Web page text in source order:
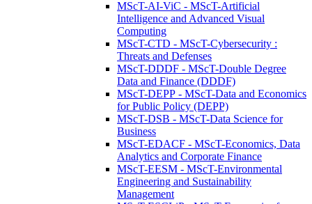
MScT-AI-ViC - MScT-Artificial
Intelligence and Advanced Visual
Computing
MScT-CTD - MScT-Cybersecurity :
Threats and Defenses
MScT-DDDF - MScT-Double Degree
Data and Finance (DDDF)
MScT-DEPP - MScT-Data and Economics
for Public Policy (DEPP)
MScT-DSB - MScT-Data Science for
Business
MScT-EDACF - MScT-Economics, Data
Analytics and Corporate Finance
MScT-EESM - MScT-Environmental
Engineering and Sustainability
Management